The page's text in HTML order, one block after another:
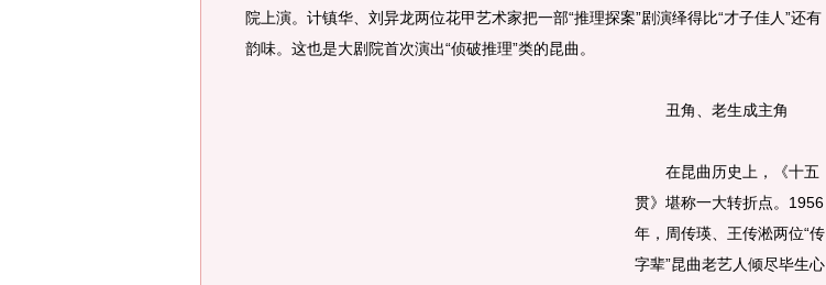
院上演。计镇华、刘异龙两位花甲艺术家把一部“推理探案”剧演绎得比“才子佳人”还有
韵味。这也是大剧院首次演出“侦破推理”类的昆曲。
丑角、老生成主角
在昆曲历史上，《十五
贯》堪称一大转折点。1956
年，周传瑛、王传淞两位“传
字辈”昆曲老艺人倾尽毕生心